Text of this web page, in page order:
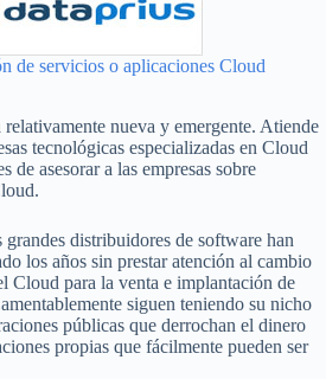
de servicios o aplicaciones Cloud
relativamente nueva y emergente. Atiende
tecnológicas especializadas en Cloud
de asesorar a las empresas sobre
grandes distribuidores de software han
los años sin prestar atención al cambio
Cloud para la venta e implantación de
siguen teniendo su nicho
públicas que derrochan el dinero
propias que fácilmente pueden ser